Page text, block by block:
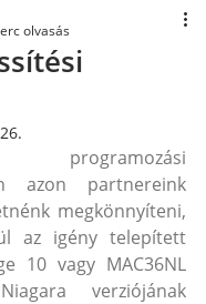
olvasás
programozási
azon partnereink
megkönnyíteni,
az igény telepített
10 vagy MAC36NL
verziójának